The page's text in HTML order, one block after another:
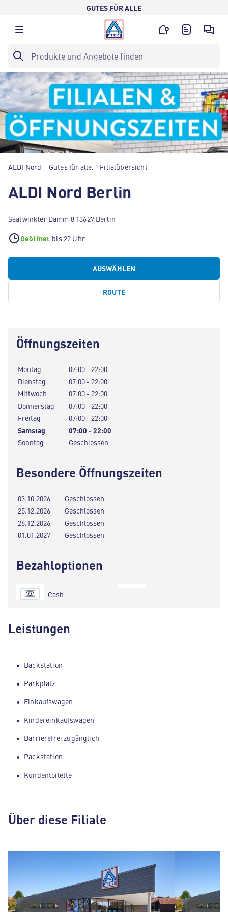
GUTES FÜR ALLE
ALDI Nord – Gutes für alle. Filialübersicht
ALDI Nord Berlin
Saatwinkler Damm 8 13627 Berlin
Geöffnet bis 22 Uhr
AUSWÄHLEN
ROUTE
Öffnungszeiten
Montag
07:00 - 22:00
Dienstag
07:00 - 22:00
Mittwoch
07:00 - 22:00
Donnerstag
07:00 - 22:00
Freitag
07:00 - 22:00
Samstag
07:00 - 22:00
Sonntag
Geschlossen
Besondere Öffnungszeiten
03.10.2026
Geschlossen
25.12.2026
Geschlossen
26.12.2026
Geschlossen
01.01.2027
Geschlossen
Bezahloptionen
Cash
Leistungen
Backstation
Parkplatz
Einkaufswagen
Kindereinkaufswagen
Barrierefrei zugänglich
Packstation
Kundentoilette
Über diese Filiale